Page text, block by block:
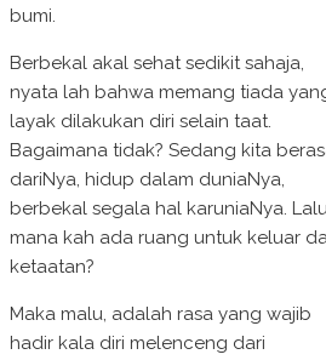
bumi.
Berbekal akal sehat sedikit sahaja,
nyata lah bahwa memang tiada
layak dilakukan diri selain taat.
Bagaimana tidak? Sedang kita
dariNya, hidup dalam duniaNya,
berbekal segala hal karuniaNya.
mana kah ada ruang untuk keluar
ketaatan?
Maka malu, adalah rasa yang wajib
hadir kala diri melenceng dari